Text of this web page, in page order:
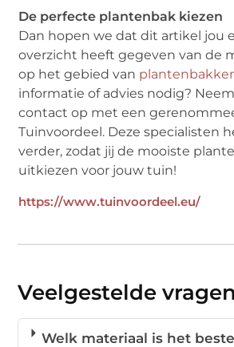
De perfecte plantenbak kiezen
Dan hopen we dat dit artikel jou
overzicht heeft gegeven van de
op het gebied van
informatie of advies nodig?
contact op met een
Tuinvoordeel. Deze specialisten
verder, zodat jij de mooiste
uitkiezen voor jouw tuin!
https://www.tuinvoordeel.eu/
Veelgestelde vragen
Welk materiaal is het